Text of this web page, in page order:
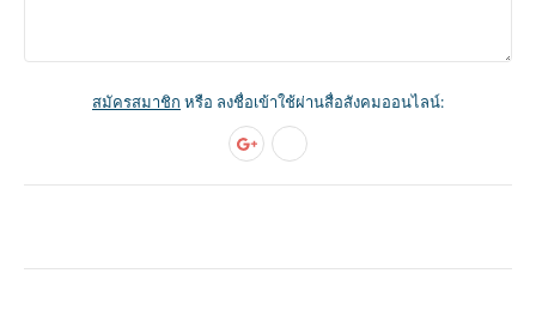
สมัครสมาชิก หรือ ลงชื่อเข้าใช้ผ่านสื่อสังคมออนไลน์: